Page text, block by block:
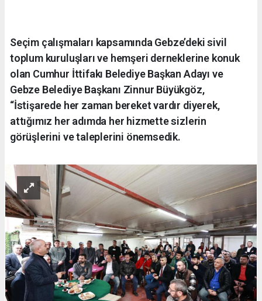
Seçim çalışmaları kapsamında Gebze’deki sivil
toplum kuruluşları ve hemşeri derneklerine konuk
olan Cumhur İttifakı Belediye Başkan Adayı ve
Gebze Belediye Başkanı Zinnur Büyükgöz,
“İstişarede her zaman bereket vardır diyerek,
attığımız her adımda her hizmette sizlerin
görüşlerini ve taleplerini önemsedik.